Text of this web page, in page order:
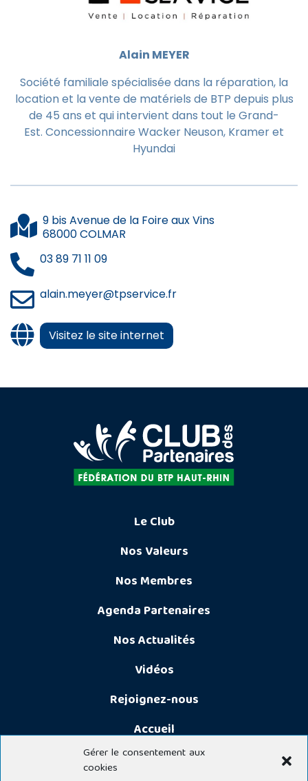
Gérer le consentement aux
cookies
Alain MEYER
Société familiale spécialisée dans la réparation, la
location et la vente de matériels de BTP depuis plus
de 45 ans et qui intervient dans tout le Grand-
Est. Concessionnaire Wacker Neuson, Kramer et
Hyundai
9 bis Avenue de la Foire aux Vins
68000 COLMAR
03 89 71 11 09
alain.meyer@tpservice.fr
Visitez le site internet
Le Club
Nos Valeurs
Nos Membres
Agenda Partenaires
Nos Actualités
Vidéos
Rejoignez-nous
Accueil